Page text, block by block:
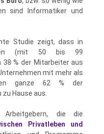
sind Informatiker und
Studie zeigt, dass in
(mit 50 bis 99
% der Mitarbeiter aus
mit mehr als
ganze 62 % der
Hause aus.
die die
Privatleben und